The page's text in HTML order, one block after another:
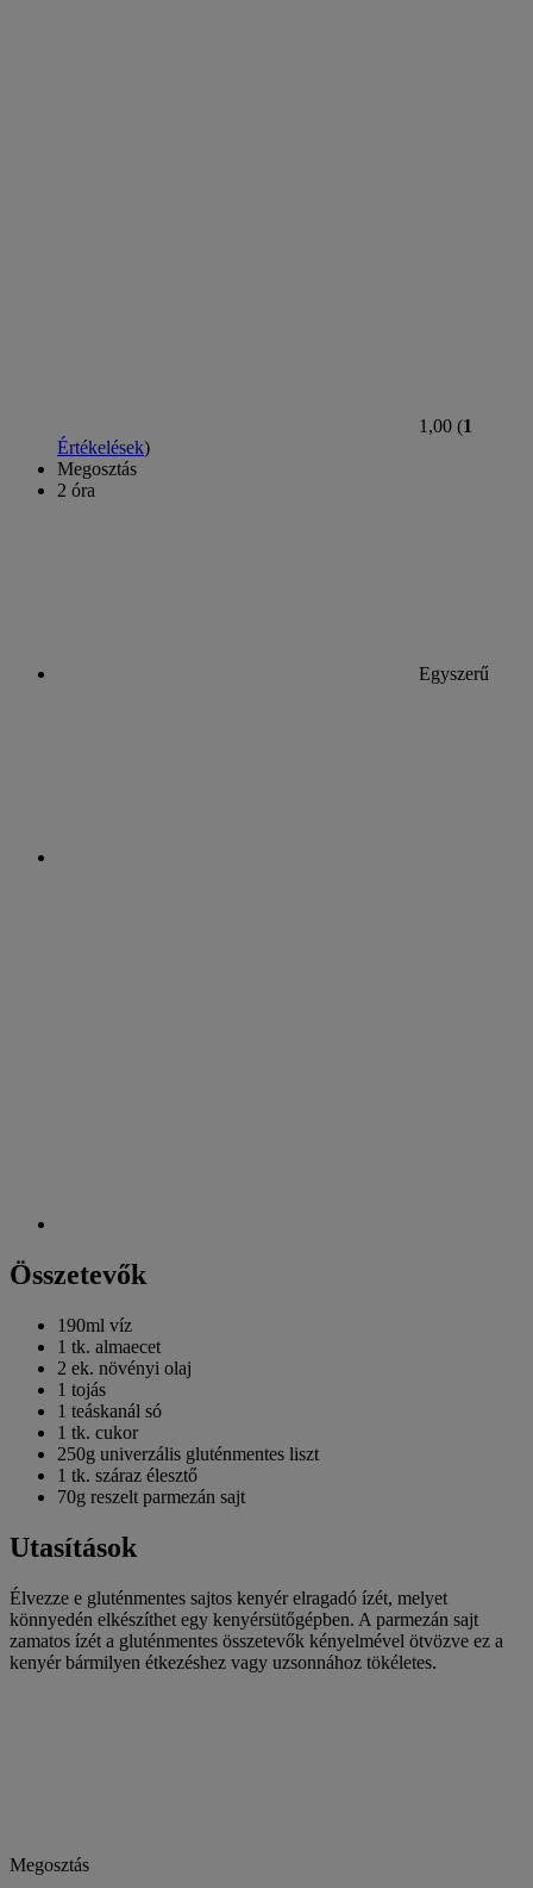
1,00 (1
Értékelések)
Megosztás
2 óra
Egyszerű
Összetevők
190ml víz
1 tk. almaecet
2 ek. növényi olaj
1 tojás
1 teáskanál só
1 tk. cukor
250g univerzális gluténmentes liszt
1 tk. száraz élesztő
70g reszelt parmezán sajt
Utasítások
Élvezze e gluténmentes sajtos kenyér elragadó ízét, melyet
könnyedén elkészíthet egy kenyérsütőgépben. A parmezán sajt
zamatos ízét a gluténmentes összetevők kényelmével ötvözve ez a
kenyér bármilyen étkezéshez vagy uzsonnához tökéletes.
Megosztás